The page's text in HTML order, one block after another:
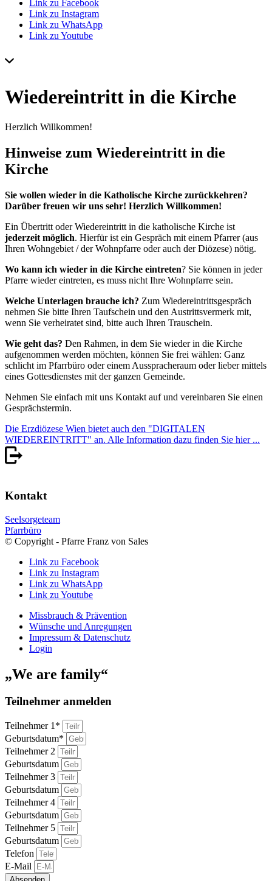
Link zu Facebook
Link zu Instagram
Link zu WhatsApp
Link zu Youtube
Wiedereintritt in die Kirche
Herzlich Willkommen!
Hinweise zum Wiedereintritt in die
Kirche
Sie wollen wieder in die Katholische Kirche zurückkehren?
Darüber freuen wir uns sehr! Herzlich Willkommen!
Ein Übertritt oder Wiedereintritt in die katholische Kirche ist
jederzeit möglich. Hierfür ist ein Gespräch mit einem Pfarrer (aus
Ihren Wohngebiet / der Wohnpfarre oder auch der Diözese) nötig.
Wo kann ich wieder in die Kirche eintreten? Sie können in jeder
Pfarre wieder eintreten, es muss nicht Ihre Wohnpfarre sein.
Welche Unterlagen brauche ich? Zum Wiedereintrittsgespräch
nehmen Sie bitte Ihren Taufschein und den Austrittsvermerk mit,
wenn Sie verheiratet sind, bitte auch Ihren Trauschein.
Wie geht das? Den Rahmen, in dem Sie wieder in die Kirche
aufgenommen werden möchten, können Sie frei wählen: Ganz
schlicht im Pfarrbüro oder einem Ausspracheraum oder lieber mittels
eines Gottesdienstes mit der ganzen Gemeinde.
Nehmen Sie einfach mit uns Kontakt auf und vereinbaren Sie einen
Gesprächstermin.
Die Erzdiözese Wien bietet auch den "DIGITALEN
WIEDEREINTRITT" an. Alle Information dazu finden Sie hier ...
Kontakt
Seelsorgeteam
Pfarrbüro
© Copyright - Pfarre Franz von Sales
Link zu Facebook
Link zu Instagram
Link zu WhatsApp
Link zu Youtube
Missbrauch & Prävention
Wünsche und Anregungen
Impressum & Datenschutz
Login
„We are family“
Teilnehmer anmelden
Teilnehmer 1*
Geburtsdatum*
Teilnehmer 2
Geburtsdatum
Teilnehmer 3
Geburtsdatum
Teilnehmer 4
Geburtsdatum
Teilnehmer 5
Geburtsdatum
Telefon
E-Mail